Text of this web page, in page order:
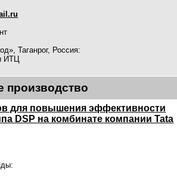
Таганрог, Россия:
ИТЦ
производство
для повышения эффективности
DSP на комбинате компании Tata